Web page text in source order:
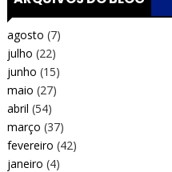
agosto (7)
julho (22)
junho (15)
maio (27)
abril (54)
março (37)
fevereiro (42)
janeiro (4)